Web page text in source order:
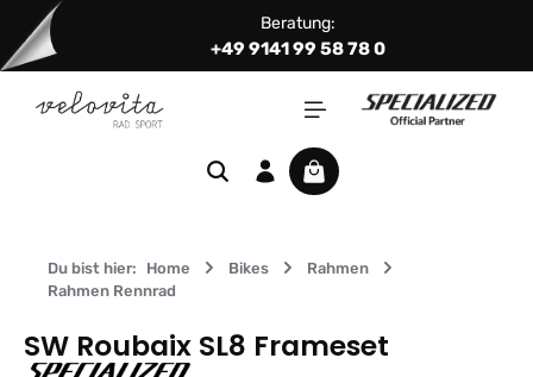
Zum Hauptinhalt springen Beratung:
+49 9141 99 58 78 0
Warenkorb enthält 0
Du bist hier: Home Bikes
Rahmen
Rahmen Rennrad
SW Roubaix SL8 Frameset